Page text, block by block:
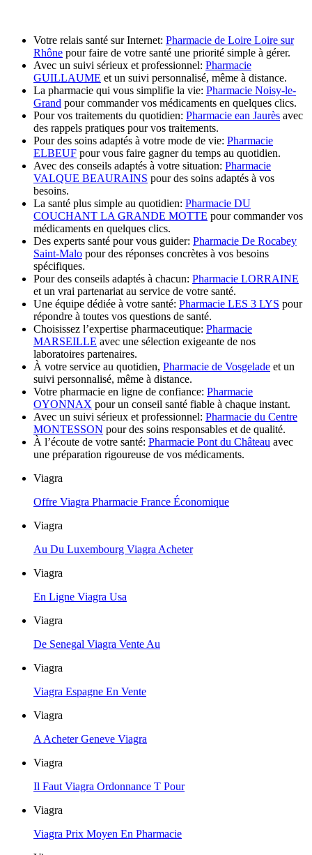
Votre relais santé sur Internet: Pharmacie de Loire Loire sur
Rhône pour faire de votre santé une priorité simple à gérer.
Avec un suivi sérieux et professionnel: Pharmacie
GUILLAUME et un suivi personnalisé, même à distance.
La pharmacie qui vous simplifie la vie: Pharmacie Noisy-le-
Grand pour commander vos médicaments en quelques clics.
Pour vos traitements du quotidien: Pharmacie ean Jaurès avec
des rappels pratiques pour vos traitements.
Pour des soins adaptés à votre mode de vie: Pharmacie
ELBEUF pour vous faire gagner du temps au quotidien.
Avec des conseils adaptés à votre situation: Pharmacie
VALQUE BEAURAINS pour des soins adaptés à vos
besoins.
La santé plus simple au quotidien: Pharmacie DU
COUCHANT LA GRANDE MOTTE pour commander vos
médicaments en quelques clics.
Des experts santé pour vous guider: Pharmacie De Rocabey
Saint-Malo pour des réponses concrètes à vos besoins
spécifiques.
Pour des conseils adaptés à chacun: Pharmacie LORRAINE
et un vrai partenariat au service de votre santé.
Une équipe dédiée à votre santé: Pharmacie LES 3 LYS pour
répondre à toutes vos questions de santé.
Choisissez l’expertise pharmaceutique: Pharmacie
MARSEILLE avec une sélection exigeante de nos
laboratoires partenaires.
À votre service au quotidien, Pharmacie de Vosgelade et un
suivi personnalisé, même à distance.
Votre pharmacie en ligne de confiance: Pharmacie
OYONNAX pour un conseil santé fiable à chaque instant.
Avec un suivi sérieux et professionnel: Pharmacie du Centre
MONTESSON pour des soins responsables et de qualité.
À l’écoute de votre santé: Pharmacie Pont du Château avec
une préparation rigoureuse de vos médicaments.
Viagra
Offre Viagra Pharmacie France Économique
Viagra
Au Du Luxembourg Viagra Acheter
Viagra
En Ligne Viagra Usa
Viagra
De Senegal Viagra Vente Au
Viagra
Viagra Espagne En Vente
Viagra
A Acheter Geneve Viagra
Viagra
Il Faut Viagra Ordonnance T Pour
Viagra
Viagra Prix Moyen En Pharmacie